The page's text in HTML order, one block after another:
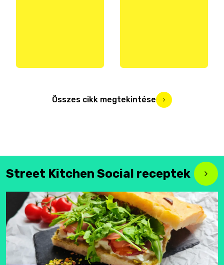
Összes cikk megtekintése
Street Kitchen Social receptek